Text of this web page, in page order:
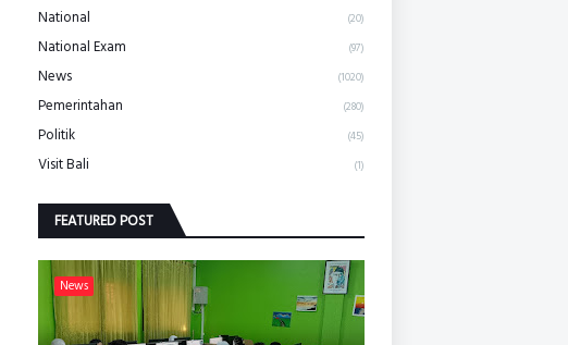
National (20)
National Exam (97)
News (1020)
Pemerintahan (280)
Politik (45)
Visit Bali (1)
FEATURED POST
News